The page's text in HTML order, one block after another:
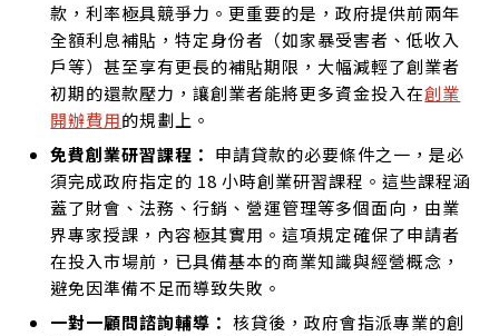
款，利率極具競爭力。更重要的是，政府提供前兩年
全額利息補貼，特定身份者（如家暴受害者、低收入
戶等）甚至享有更長的補貼期限，大幅減輕了創業者
初期的還款壓力，讓創業者能將更多資金投入在創業
開辦費用的規劃上。
免費創業研習課程： 申請貸款的必要條件之一，是必
須完成政府指定的 18 小時創業研習課程。這些課程涵
蓋了財會、法務、行銷、營運管理等多個面向，由業
界專家授課，內容極其實用。這項規定確保了申請者
在投入市場前，已具備基本的商業知識與經營概念，
避免因準備不足而導致失敗。
一對一顧問諮詢輔導： 核貸後，政府會指派專業的創